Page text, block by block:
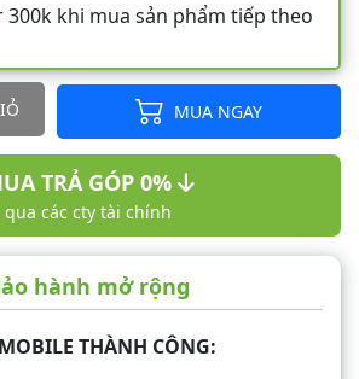
300k khi mua sản phẩm tiếp theo
MUA NGAY
TRẢ GÓP 0%
qua các cty tài chính
hành mở rộng
MOBILE THÀNH CÔNG: